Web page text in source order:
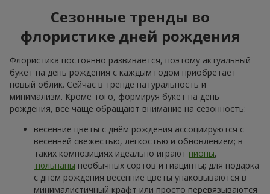
Сезонные тренды во
флористике дней рождения
Флористика постоянно развивается, поэтому актуальный
букет на день рождения с каждым годом приобретает
новый облик. Сейчас в тренде натуральность и
минимализм. Кроме того, формируя букет на день
рождения, всё чаще обращают внимание на сезонность:
весенние цветы с днём рождения ассоциируются с
весенней свежестью, лёгкостью и обновлением; в
таких композициях идеально играют пионы,
тюльпаны необычных сортов и гиацинты; для подарка
с днём рождения весенние цветы упаковываются в
минималистичный крафт или просто перевязываются